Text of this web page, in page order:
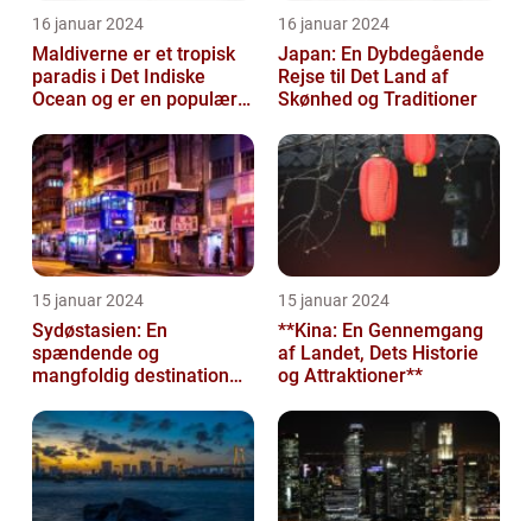
16 januar 2024
Maldiverne er et tropisk
paradis i Det Indiske
Ocean og er en populær
og ev...
16 januar 2024
Japan: En Dybdegående
Rejse til Det Land af
Skønhed og Traditioner
15 januar 2024
Sydøstasien: En
spændende og
mangfoldig destination
rejsende
15 januar 2024
**Kina: En Gennemgang
af Landet, Dets Historie
og Attraktioner**